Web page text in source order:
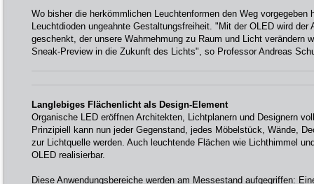
Wo bisher die herkömmlichen Leuchtenformen den Weg vorgegeben
Leuchtdioden ungeahnte Gestaltungsfreiheit. "Mit der OLED wird der
geschenkt, der unsere Wahrnehmung zu Raum und Licht verändern
Sneak-Preview in die Zukunft des Lichts", so Professor Andreas
Langlebiges Flächenlicht als Design-Element
Organische LED eröffnen Architekten, Lichtplanern und Designern
Prinzipiell kann nun jeder Gegenstand, jedes Möbelstück, Wände,
zur Lichtquelle werden. Auch leuchtende Flächen wie Lichthimmel
OLED realisierbar.
Diese Anwendungsbereiche werden am Messestand aufgegriffen: